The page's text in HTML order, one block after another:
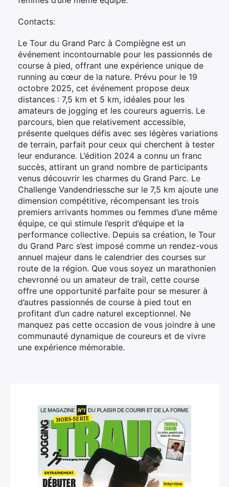
Contacts:
Le Tour du Grand Parc à Compiègne est un
événement incontournable pour les passionnés de
course à pied, offrant une expérience unique de
running au cœur de la nature. Prévu pour le 19
octobre 2025, cet événement propose deux
distances : 7,5 km et 5 km, idéales pour les
amateurs de jogging et les coureurs aguerris. Le
parcours, bien que relativement accessible,
présente quelques défis avec ses légères variations
de terrain, parfait pour ceux qui cherchent à tester
leur endurance. L’édition 2024 a connu un franc
succès, attirant un grand nombre de participants
venus découvrir les charmes du Grand Parc. Le
Challenge Vandendriessche sur le 7,5 km ajoute une
dimension compétitive, récompensant les trois
premiers arrivants hommes ou femmes d’une même
équipe, ce qui stimule l’esprit d’équipe et la
performance collective. Depuis sa création, le Tour
du Grand Parc s’est imposé comme un rendez-vous
annuel majeur dans le calendrier des courses sur
route de la région. Que vous soyez un marathonien
chevronné ou un amateur de trail, cette course
offre une opportunité parfaite pour se mesurer à
d’autres passionnés de course à pied tout en
profitant d’un cadre naturel exceptionnel. Ne
manquez pas cette occasion de vous joindre à une
communauté dynamique de coureurs et de vivre
une expérience mémorable.